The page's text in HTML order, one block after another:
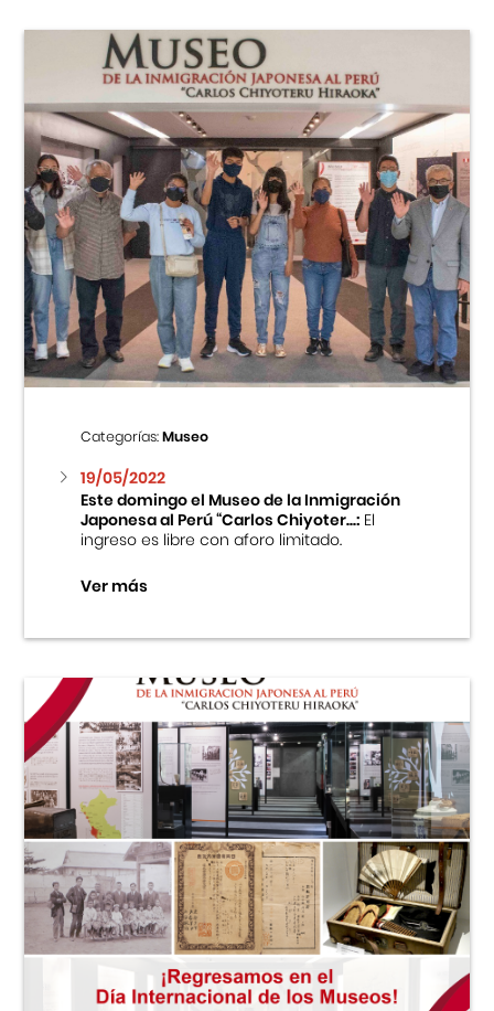
Categorías:Museo
19/05/2022
Este domingo el Museo de la Inmigración
Japonesa al Perú “Carlos Chiyoter...:El
ingreso es libre con aforo limitado.
Ver más